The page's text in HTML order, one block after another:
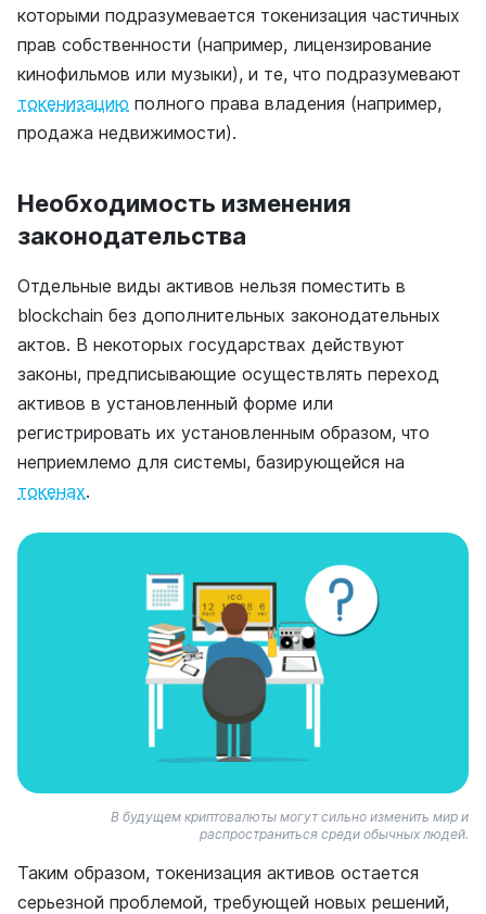
которыми подразумевается токенизация частичных
прав собственности (например, лицензирование
кинофильмов или музыки), и те, что подразумевают
токенизацию полного права владения (например,
продажа недвижимости).
Необходимость изменения
законодательства
Отдельные виды активов нельзя поместить в
blockchain без дополнительных законодательных
актов. В некоторых государствах действуют
законы, предписывающие осуществлять переход
активов в установленный форме или
регистрировать их установленным образом, что
неприемлемо для системы, базирующейся на
токенах.
В будущем криптовалюты могут сильно изменить мир и
распространиться среди обычных людей.
Таким образом, токенизация активов остается
серьезной проблемой, требующей новых решений,